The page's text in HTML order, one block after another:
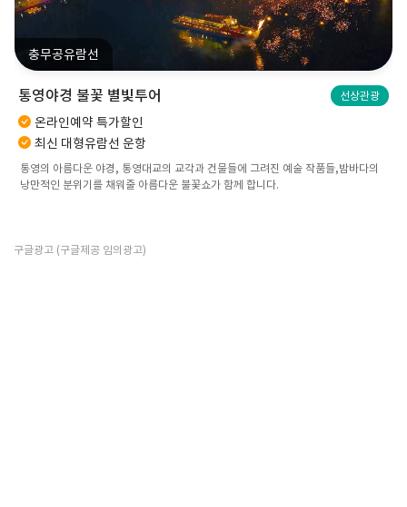
충무공유람선
통영야경 불꽃 별빛투어 선상관광
온라인예약 특가할인
최신 대형유람선 운항
통영의 아름다운 야경, 통영대교의 교각과 건물들에 그려진 예술 작품들,밤바다의
낭만적인 분위기를 채워줄 아름다운 불꽃쇼가 함께 합니다.
구글광고 (구글제공 임의광고)